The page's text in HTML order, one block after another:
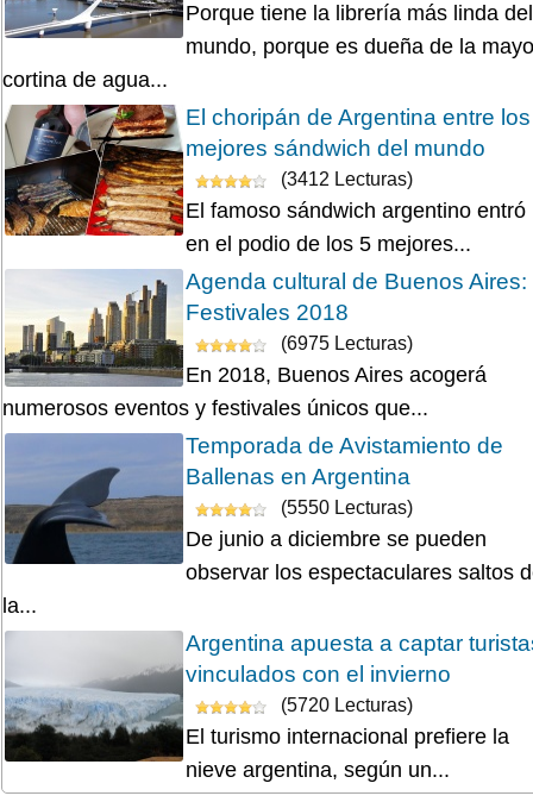
Porque tiene la librería más linda del
mundo, porque es dueña de la
cortina de agua...
El choripán de Argentina entre los
mejores sándwich del mundo
(3412 Lecturas)
El famoso sándwich argentino entró
en el podio de los 5 mejores...
Agenda cultural de Buenos Aires:
Festivales 2018
(6975 Lecturas)
En 2018, Buenos Aires acogerá
numerosos eventos y festivales únicos que...
Temporada de Avistamiento de
Ballenas en Argentina
(5550 Lecturas)
De junio a diciembre se pueden
observar los espectaculares saltos
la...
Argentina apuesta a captar
vinculados con el invierno
(5720 Lecturas)
El turismo internacional prefiere la
nieve argentina, según un...